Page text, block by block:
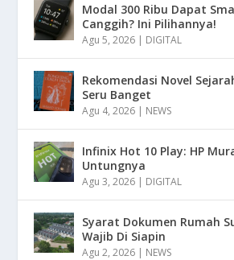
Modal 300 Ribu Dapat
Canggih? Ini Pilihannya!
Agu 5, 2026 | DIGITAL
Rekomendasi Novel
Seru Banget
Agu 4, 2026 | NEWS
Infinix Hot 10 Play: HP
Untungnya
Agu 3, 2026 | DIGITAL
Syarat Dokumen Rumah
Wajib Di Siapin
Agu 2, 2026 | NEWS